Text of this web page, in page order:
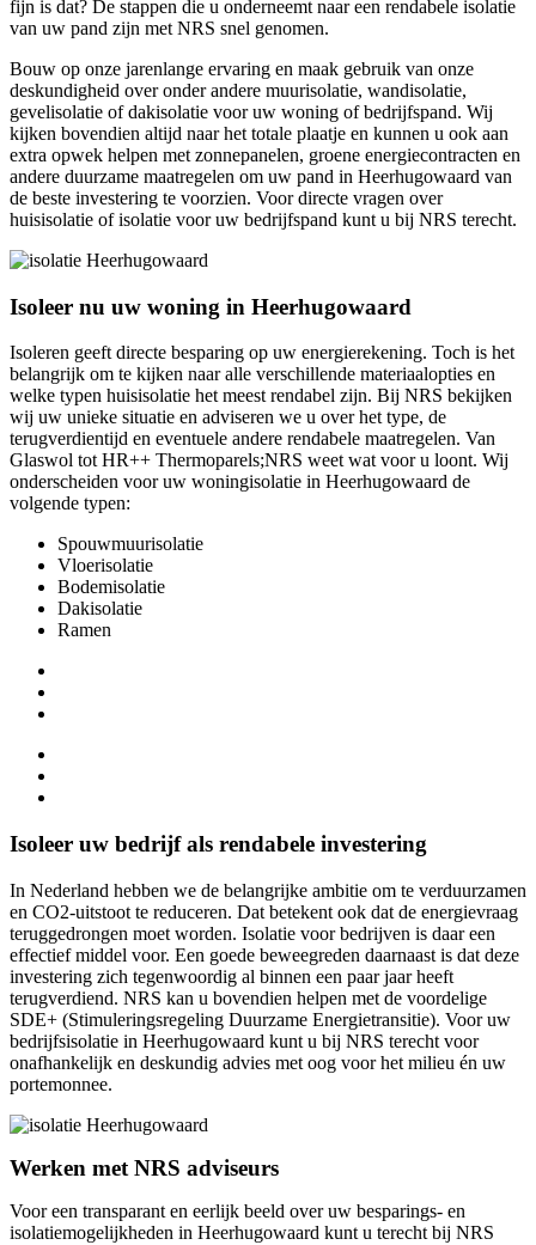
fijn is dat? De stappen die u onderneemt naar een rendabele isolatie
van uw pand zijn met NRS snel genomen.
Bouw op onze jarenlange ervaring en maak gebruik van onze
deskundigheid over onder andere muurisolatie, wandisolatie,
gevelisolatie of dakisolatie voor uw woning of bedrijfspand. Wij
kijken bovendien altijd naar het totale plaatje en kunnen u ook aan
extra opwek helpen met zonnepanelen, groene energiecontracten en
andere duurzame maatregelen om uw pand in Heerhugowaard van
de beste investering te voorzien. Voor directe vragen over
huisisolatie of isolatie voor uw bedrijfspand kunt u bij NRS terecht.
Isoleer nu uw woning in Heerhugowaard
Isoleren geeft directe besparing op uw energierekening. Toch is het
belangrijk om te kijken naar alle verschillende materiaalopties en
welke typen huisisolatie het meest rendabel zijn. Bij NRS bekijken
wij uw unieke situatie en adviseren we u over het type, de
terugverdientijd en eventuele andere rendabele maatregelen. Van
Glaswol tot HR++ Thermoparels;NRS weet wat voor u loont. Wij
onderscheiden voor uw woningisolatie in Heerhugowaard de
volgende typen:
Spouwmuurisolatie
Vloerisolatie
Bodemisolatie
Dakisolatie
Ramen
Isoleer uw bedrijf als rendabele investering
In Nederland hebben we de belangrijke ambitie om te verduurzamen
en CO2-uitstoot te reduceren. Dat betekent ook dat de energievraag
teruggedrongen moet worden. Isolatie voor bedrijven is daar een
effectief middel voor. Een goede beweegreden daarnaast is dat deze
investering zich tegenwoordig al binnen een paar jaar heeft
terugverdiend. NRS kan u bovendien helpen met de voordelige
SDE+ (Stimuleringsregeling Duurzame Energietransitie). Voor uw
bedrijfsisolatie in Heerhugowaard kunt u bij NRS terecht voor
onafhankelijk en deskundig advies met oog voor het milieu én uw
portemonnee.
Werken met NRS adviseurs
Voor een transparant en eerlijk beeld over uw besparings- en
isolatiemogelijkheden in Heerhugowaard kunt u terecht bij NRS